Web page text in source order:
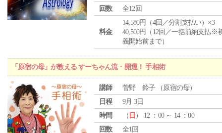
回数
全12回
料金
14,580円（4回／分割支払い）×3
40,500円（12回／一括前納支払※
義開始前まで）
「原宿の母」が教える すーちゃん流・開運！ 手相術
講師
菅野 鈴子 （原宿の母）
日程
9月 3日
時間
（ 日 ） 12 ：00 ～ 14 ：00
回数
全1回